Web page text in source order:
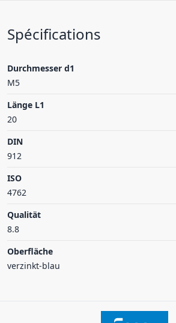
Spécifications
Durchmesser d1
M5
Länge L1
20
DIN
912
ISO
4762
Qualität
8.8
Oberfläche
verzinkt-blau